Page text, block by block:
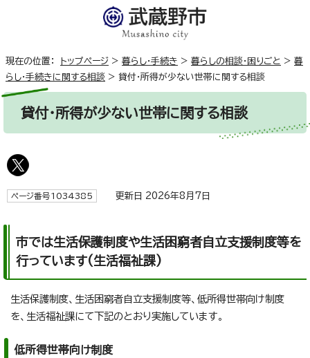
現在の位置： トップページ > 暮らし・手続き > 暮らしの相談・困りごと > 暮
らし・手続きに関する相談 > 貸付・所得が少ない世帯に関する相談
貸付・所得が少ない世帯に関する相談
ページ番号1034385 更新日 2026年8月7日
市では生活保護制度や生活困窮者自立支援制度等を
行っています(生活福祉課)
生活保護制度、生活困窮者自立支援制度等、低所得世帯向け制度
を、生活福祉課にて下記のとおり実施しています。
低所得世帯向け制度